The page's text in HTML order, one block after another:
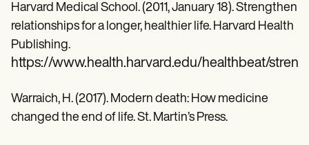
Harvard Medical School. (2011, January 18). Strengthen
relationships for a longer, healthier life. Harvard Health
Publishing.
https://www.health.harvard.edu/healthbeat/
Warraich, H. (2017). Modern death: How medicine
changed the end of life. St. Martin’s Press.